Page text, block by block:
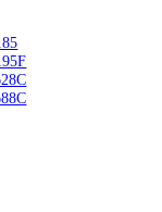
185
195F
628C
688C